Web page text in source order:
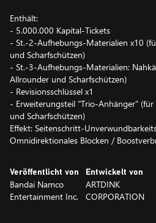
Enthält:
- 5.000.000 Kapital-Tickets
- St.-2-Aufhebungs-Materialien x10
und Scharfschützen)
- St.-3-Aufhebungs-Materialien:
Allrounder und Scharfschützen)
- Revisionsschlüssel x1
- Erweiterungsteil "Trio-Anhänger"
und Scharfschützen)
Effekt: Seitenschritt-
Omnidirektionales Blocken /
Veröffentlicht von
Bandai Namco
Entertainment Inc.
Entwickelt von
ARTDINK
CORPORATION